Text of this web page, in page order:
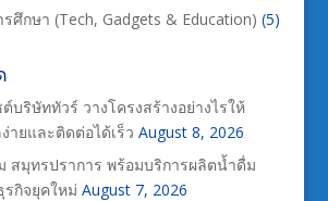
ศึกษา (Tech, Gadgets & Education) (5)
บริษัททัวร์ วางโครงสร้างอย่างไรให้
ยและติดต่อได้เร็ว August 8, 2026
สมุทรปราการ พร้อมบริการผลิตน้ำดื่ม
กิจยุคใหม่ August 7, 2026